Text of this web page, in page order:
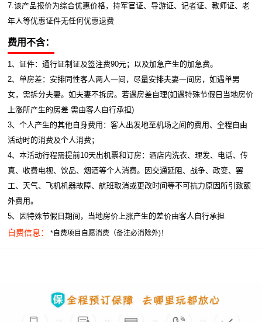
7.该产品报价为综合优惠价格，持军官证、导游证、记者证、教师证、老
年人等优惠证件无任何优惠退费
费用不含：
1、证件：通行证制证及签注费90元；以及加急产生的加急费。
2、单房差：安排同性客人两人一间，尽量安排夫妻一间房，如遇单男
女，需拆分夫妻。如夫妻不拆房。若遇房差自理(如遇特殊节假日当地房价
上涨所产生的房差 需由客人自行承担)
3、个人产生的其他自身费用：客人出发地至机场之间的费用、全程自由
活动时的消费及个人消费；
4、本活动行程需提前10天出机票和订房：酒店内洗衣、理发、电话、传
真、收费电视、饮品、烟酒等个人消费。因交通延阻、战争、政变、罢
工、天气、飞机机器故障、航班取消或更改时间等不可抗力原因所引致额
外费用。
5、因特殊节假日期间，当地房价上涨产生的差价由客人自行承担
自费信息：
*自费项目自愿消费（备注必消除外)！